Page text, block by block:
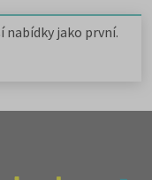
jako první.